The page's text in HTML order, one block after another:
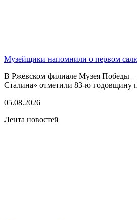
Музейщики напомнили о первом
В Ржевском филиале Музея Победы –
Сталина» отметили 83-ю годовщину
05.08.2026
Лента новостей